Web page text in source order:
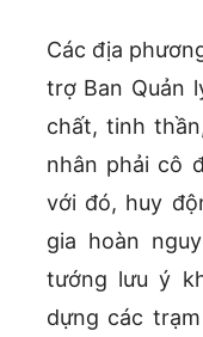
Các địa
trợ Ban Quản
chất, tinh
nhân phải cô
với đó, huy
gia hoàn
tướng lưu ý
dựng các